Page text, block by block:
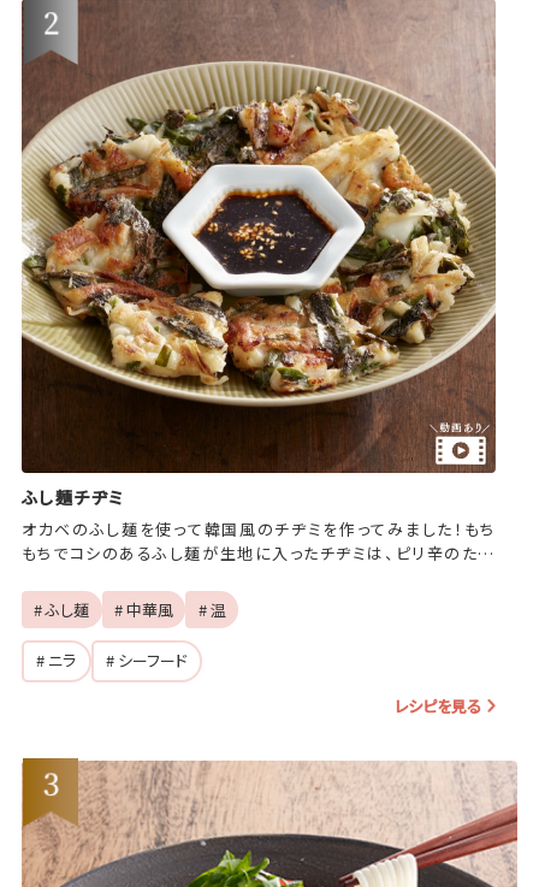
ふし麺チヂミ
オカベのふし麺を使って韓国風のチヂミを作ってみました！もち
もちでコシのあるふし麺が生地に入ったチヂミは、ピリ辛のたれ
# ふし麺 # 中華風 # 温
# ニラ
# シーフード
レシピを見る